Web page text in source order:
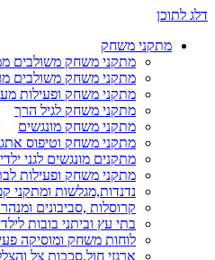
דלג לתוכן
מתקני משחק
מתקני משחק משולבים
מתקני משחק משולבים
מתקני משחק ופעילות
מתקני משחק לגיל הרך
מתקני משחק מונגשים
מתקני משחק וטיפוס
מתקנים מונגשים לגני
מתקני משחק ופעילות
נדנדות,מגלשות ומתקני
קרוסלות ,סביבונים
בתי עץ וביתני בובות
לוחות משחק ומוסיקה
ארגזי חול,סככות צל